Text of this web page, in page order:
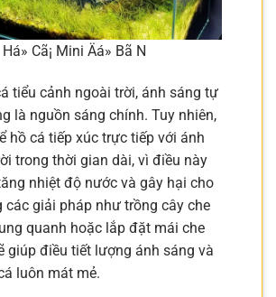
Há» Cã¡ Mini Äá» Bã N
tiểu cảnh ngoài trời, ánh sáng tự
là nguồn sáng chính. Tuy nhiên,
hồ cá tiếp xúc trực tiếp với ánh
trong thời gian dài, vì điều này
nhiệt độ nước và gây hại cho
các giải pháp như trồng cây che
quanh hoặc lắp đặt mái che
giúp điều tiết lượng ánh sáng và
luôn mát mẻ.